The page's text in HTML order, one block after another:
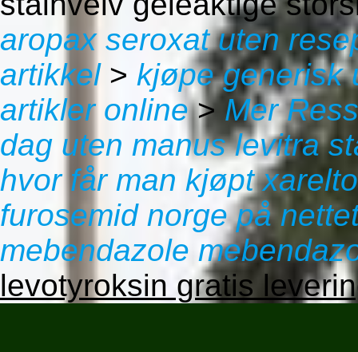
aropax seroxat uten
artikkel> kjøpe generisk
artikler online> Mer
dag uten manus levitra
hvor får man kjøpt
furosemid norge på
mebendazole
levotyroksin gratis